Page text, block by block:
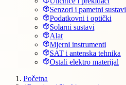
Senzori i pametni sustavi
Podatkovni i optički
Solarni sustavi
Alat
Mjerni instrumenti
SAT i antenska tehnika
Ostali elektro materijal
Početna